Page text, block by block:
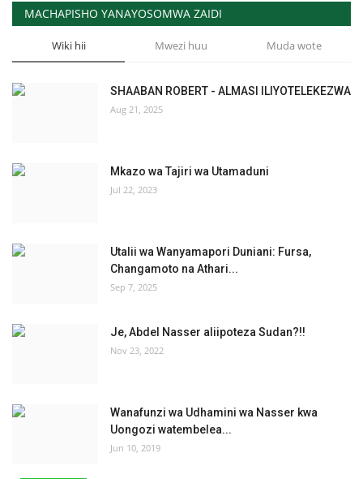
MACHAPISHO YANAYOSOMWA ZAIDI
Wiki hii Mwezi huu Muda wote
SHAABAN ROBERT - ALMASI ILIYOTELEKEZWA
Aug 21, 2025
Mkazo wa Tajiri wa Utamaduni
Jul 22, 2023
Utalii wa Wanyamapori Duniani: Fursa,
Changamoto na Athari...
Sep 7, 2025
Je, Abdel Nasser aliipoteza Sudan?!!
Nov 23, 2022
Wanafunzi wa Udhamini wa Nasser kwa
Uongozi watembelea...
Jun 10, 2019